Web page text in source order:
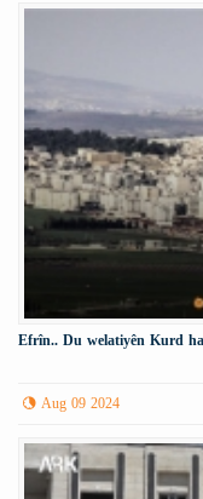
Efrîn.. Du welatiyên Kurd
Aug 09 2024